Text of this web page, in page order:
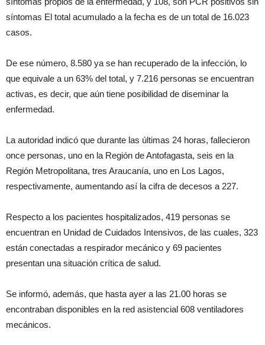
síntomas El total acumulado a la fecha es de un total de 16.023
casos.
De ese número, 8.580 ya se han recuperado de la infección, lo
que equivale a un 63% del total, y 7.216 personas se encuentran
activas, es decir, que aún tiene posibilidad de diseminar la
enfermedad.
La autoridad indicó que durante las últimas 24 horas, fallecieron
once personas, uno en la Región de Antofagasta, seis en la
Región Metropolitana, tres Araucanía, uno en Los Lagos,
respectivamente, aumentando así la cifra de decesos a 227.
Respecto a los pacientes hospitalizados, 419 personas se
encuentran en Unidad de Cuidados Intensivos, de las cuales, 323
están conectadas a respirador mecánico y 69 pacientes
presentan una situación crítica de salud.
Se informó, además, que hasta ayer a las 21.00 horas se
encontraban disponibles en la red asistencial 608 ventiladores
mecánicos.